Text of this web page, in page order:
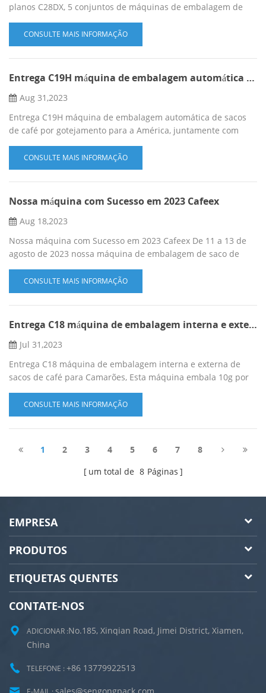
planos C28DX, 5 conjuntos de máquinas de embalagem de
em 40HQ sob entrega! mais
detalhes:Shirley8613779922513(whatsapp)
CONSULTE MAIS INFORMAÇÃO
Entrega C19H máquina de embalagem automática de sacos de café por gotejamento para a América
Aug 31,2023
Entrega C19H máquina de embalagem automática de sacos
de café por gotejamento para a América, juntamente com
que continua transformando gás nitrogênio em saco externo,
mantém o café fresco por muito tempo. Mais detalhes, entre
em contato com shirley, http://www.sengongpack.com​ E-mail:
sales@sengongpack.com Telefone: 8613779922513
(whatsapp/...
CONSULTE MAIS INFORMAÇÃO
Nossa máquina com Sucesso em 2023 Cafeex
Aug 18,2023
Nossa máquina com Sucesso em 2023 Cafeex De 11 a 13 de
agosto de 2023 nossa máquina de embalagem de saco de
saquinhos de chá em pirâmide C28DX SG-680F 6 linhas
automática de pó com borda redonda e máquina de
embalagem com vedação traseira Mais detalhes, entre em
contato com Shirley, www.sengongpack.com
vendas@sengongpack.com P:8613779922513(...
CONSULTE MAIS INFORMAÇÃO
Entrega C18 máquina de embalagem interna e externa de sacos de café para Camarões
Jul 31,2023
Entrega C18 máquina de embalagem interna e externa de
sacos de café para Camarões, Esta máquina embala 10g por
uma xícara por saco. Mais detalhes, entre em contato:
www.sengongpack.com vendas@sengongpack.com
P:8613779922513(WhatsApp) vídeo da máquina:
CONSULTE MAIS INFORMAÇÃO
1 2 3 4 5 6 7
8
um total de 8 Páginas
EMPRESA
PRODUTOS
ETIQUETAS QUENTES
CONTATE-NOS
ADICIONAR :No.185, Xinqian Road, Jimei District, Xiamen,
China
TELEFONE : +86 13779922513